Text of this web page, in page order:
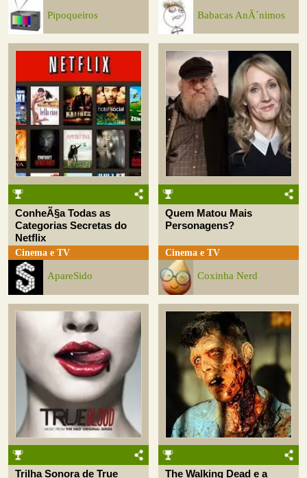
Pipoqueiros Babacas AnÃ´nimos
ConheÃ§a Todas as
Categorias Secretas do
Netflix
Cinema e TV
ApareSido
Quem Matou Mais
Personagens?
Cinema e TV
Coxinha Nerd
Trilha Sonora de True
The Walking Dead e a